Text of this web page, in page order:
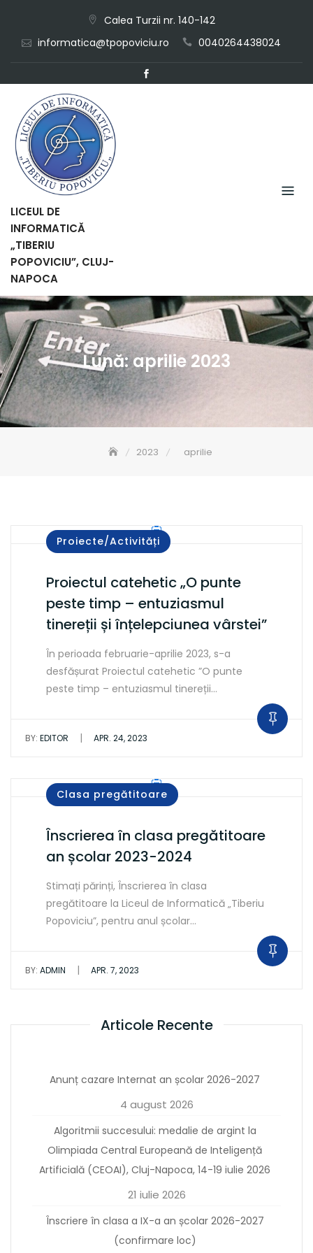
content
Calea Turzii nr. 140-142
informatica@tpopoviciu.ro
0040264438024
LICEUL DE
INFORMATICĂ
„TIBERIU
POPOVICIU”, CLUJ-
NAPOCA
Lună:aprilie 2023
2023 aprilie
Proiecte/Activități
Proiectul catehetic „O punte
peste timp – entuziasmul
tinereții și înțelepciunea vârstei”
În perioada februarie-aprilie 2023, s-a
desfășurat Proiectul catehetic ”O punte
peste timp – entuziasmul tinereții…
BY: EDITOR | APR. 24, 2023
Clasa pregătitoare
Înscrierea în clasa pregătitoare
an școlar 2023-2024
Stimați părinți, Înscrierea în clasa
pregătitoare la Liceul de Informatică „Tiberiu
Popoviciu”, pentru anul școlar…
BY: ADMIN | APR. 7, 2023
Articole Recente
Anunț cazare Internat an școlar 2026-2027
4 august 2026
Algoritmii succesului: medalie de argint la
Olimpiada Central Europeană de Inteligență
Artificială (CEOAI), Cluj-Napoca, 14-19 iulie 2026
21 iulie 2026
Înscriere în clasa a IX-a an școlar 2026-2027
(confirmare loc)